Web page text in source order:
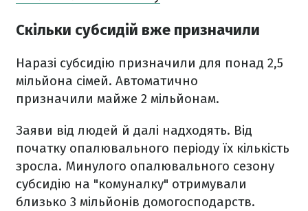
Скільки субсидій вже призначили
Наразі субсидію призначили для понад 2,5
мільйона сімей. Автоматично
призначили майже 2 мільйонам.
Заяви від людей й далі надходять. Від
початку опалювального періоду їх кількість
зросла. Минулого опалювального сезону
субсидію на "комуналку" отримували
близько 3 мільйонів домогосподарств.